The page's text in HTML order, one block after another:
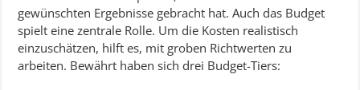
gewünschten Ergebnisse gebracht hat. Auch das Budget
spielt eine zentrale Rolle. Um die Kosten realistisch
einzuschätzen, hilft es, mit groben Richtwerten zu
arbeiten. Bewährt haben sich drei Budget-Tiers: